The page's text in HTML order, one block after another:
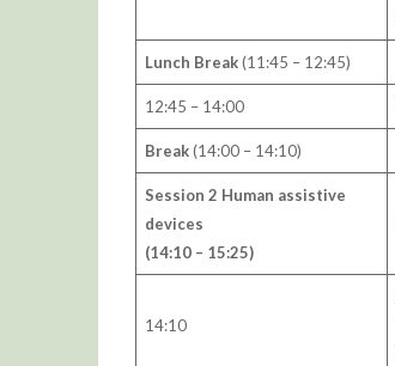
Lunch Break(11:45 – 12:45)
12:45 – 14:00
Break(14:00 – 14:10)
Session 2 Human assistive
devices
(14:10 – 15:25)
14:10